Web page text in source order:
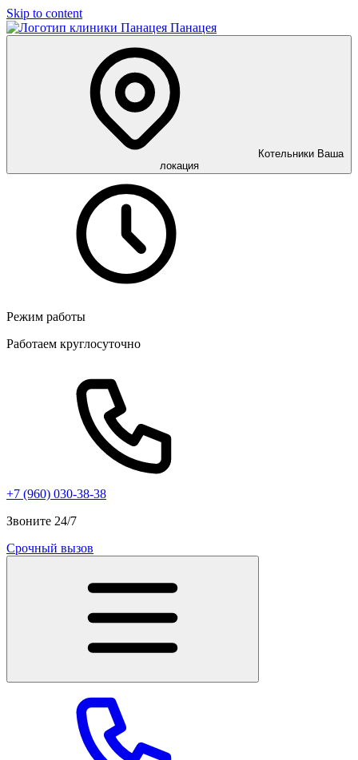
Skip to content
Панацея
Котельники Ваша
локация
Режим работы
Работаем круглосуточно
+7 (960) 030-38-38
Звоните 24/7
Срочный вызов